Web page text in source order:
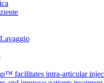
facilitates intra-articular